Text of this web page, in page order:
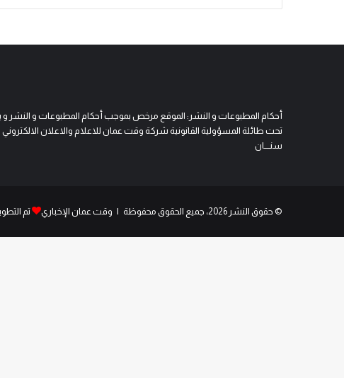
أحكام المطبوعات و النشر: الموقع مرخص بموجب أحكام المطبوعات و النشر و
تحت طائلة المسؤولية القانونية شركة وقت عمان للاعلام والاعلان الالكتروني
سنــــان
© حقوق النشر 2026، جميع الحقوق محفوظة | وقت عمان الإخباري تم